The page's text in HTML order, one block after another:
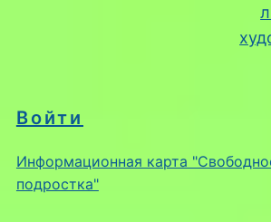
Войти
Информационная карта
подростка"